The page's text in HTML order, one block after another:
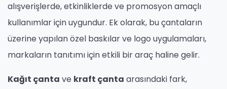
alışverişlerde, etkinliklerde ve promosyon amaçlı
kullanımlar için uygundur. Ek olarak, bu çantaların
üzerine yapılan özel baskılar ve logo uygulamaları,
markaların tanıtımı için etkili bir araç haline gelir.
Kağıt çanta ve kraft çanta arasındaki fark,